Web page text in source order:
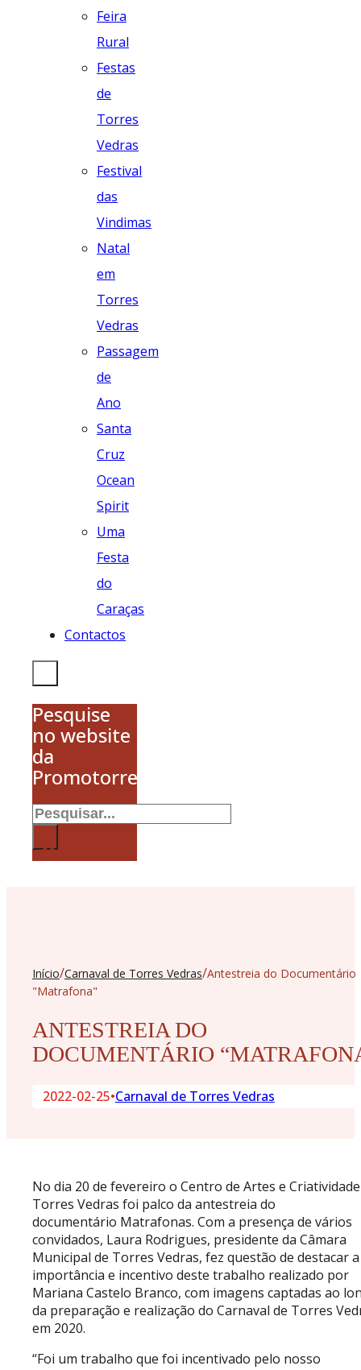
Feira
Rural
Festas
de
Torres
Vedras
Festival
das
Vindimas
Natal
em
Torres
Vedras
Passagem
de
Ano
Santa
Cruz
Ocean
Spirit
Uma
Festa
do
Caraças
Contactos
Pesquise
no website
da
Promotorres
Pesquisar
×
Início/Carnaval de Torres Vedras/Antestreia do Documentário
"Matrafona"
ANTESTREIA DO
DOCUMENTÁRIO
2022-02-25•Carnaval de Torres Vedras
No dia 20 de fevereiro o Centro de Artes e
Torres Vedras foi palco da antestreia do
documentário Matrafonas. Com a presença de vários
convidados, Laura Rodrigues, presidente da Câmara
Municipal de Torres Vedras, fez questão de destacar a
importância e incentivo deste trabalho realizado por
Mariana Castelo Branco, com imagens captadas ao
da preparação e realização do Carnaval de Torres
em 2020.
“Foi um trabalho que foi incentivado pelo nosso